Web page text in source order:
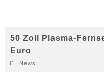
50 Zoll Plasma-
Euro
News